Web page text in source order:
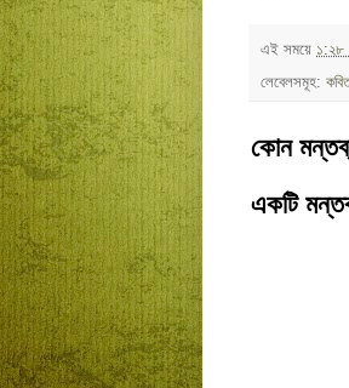
এই সময়ে ১:২৮
লেবেলসমূহ:
কোন
একটি